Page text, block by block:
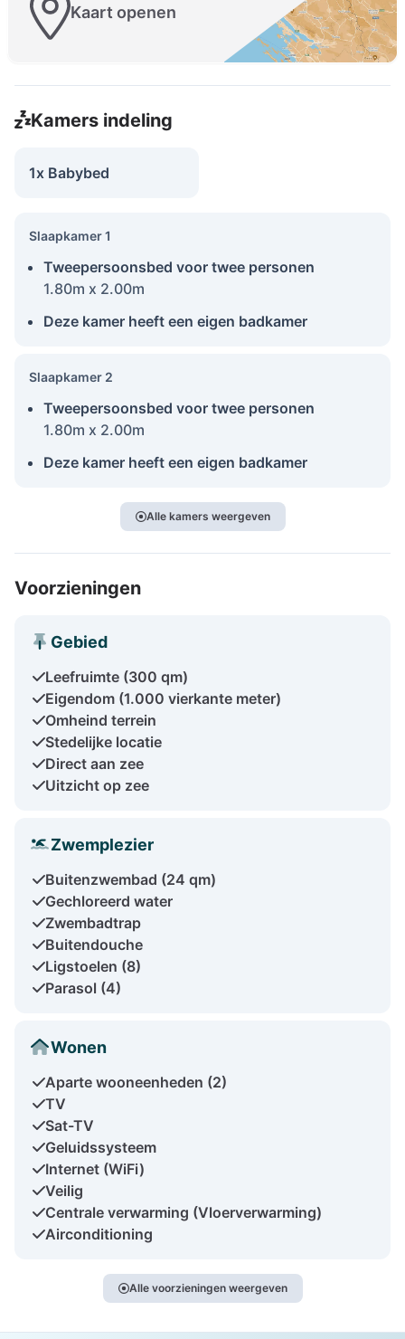
Kaart openen
Kamers indeling
1x Babybed
Slaapkamer 1
Tweepersoonsbed voor twee personen
1.80m x 2.00m
Deze kamer heeft een eigen badkamer
Slaapkamer 2
Tweepersoonsbed voor twee personen
1.80m x 2.00m
Deze kamer heeft een eigen badkamer
Alle kamers weergeven
Voorzieningen
Gebied
Leefruimte (300 qm)
Eigendom (1.000 vierkante meter)
Omheind terrein
Stedelijke locatie
Direct aan zee
Uitzicht op zee
Zwemplezier
Buitenzwembad (24 qm)
Gechloreerd water
Zwembadtrap
Buitendouche
Ligstoelen (8)
Parasol (4)
Wonen
Aparte wooneenheden (2)
TV
Sat-TV
Geluidssysteem
Internet (WiFi)
Veilig
Centrale verwarming (Vloerverwarming)
Airconditioning
Alle voorzieningen weergeven